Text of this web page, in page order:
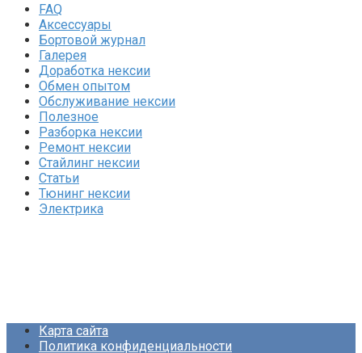
FAQ
Аксессуары
Бортовой журнал
Галерея
Доработка нексии
Обмен опытом
Обслуживание нексии
Полезное
Разборка нексии
Ремонт нексии
Стайлинг нексии
Статьи
Тюнинг нексии
Электрика
Карта сайта
Политика конфиденциальности